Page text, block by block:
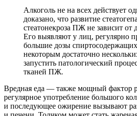
Алкоголь не на всех действует
доказано, что развитие
стеатонекроза ПЖ не зависит от
Его выявляют у лиц, регулярно
большие дозы
некоторым достаточно
запустить патологический
тканей ПЖ.
Вредная еда — также мощный фактор
регулярное употребление большого
и последующее ожирение вызывают